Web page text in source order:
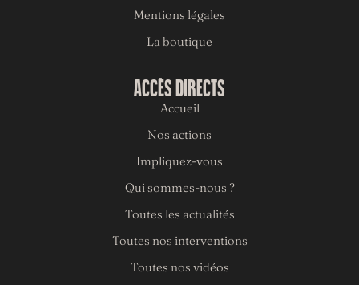
ACCÈS DIRECTS
Accueil
Nos actions
Impliquez-vous
Qui sommes-nous ?
Toutes les actualités
Toutes nos interventions
Toutes nos vidéos
Mentions légales
La boutique